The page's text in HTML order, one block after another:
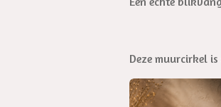
Deze muurcirkel